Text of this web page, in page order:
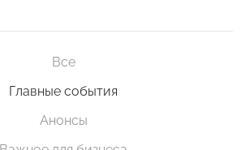
Все
Главные события
Анонсы